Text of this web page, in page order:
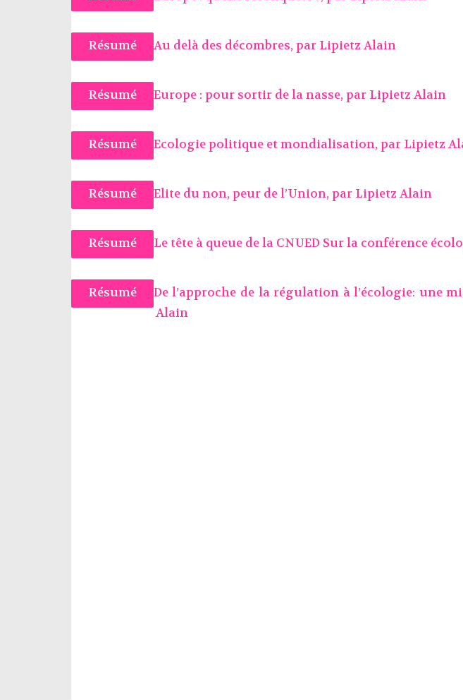
Résumé Au delà des décombres, par Lipietz Alain
Résumé Europe : pour sortir de la nasse, par Lipietz Alain
Résumé Ecologie politique et mondialisation, par Lipietz
Résumé Elite du non, peur de l’Union, par Lipietz Alain
Résumé Le tête à queue de la CNUED Sur la conférence
Résumé De l’approche de la régulation à l’écologie: une
Alain